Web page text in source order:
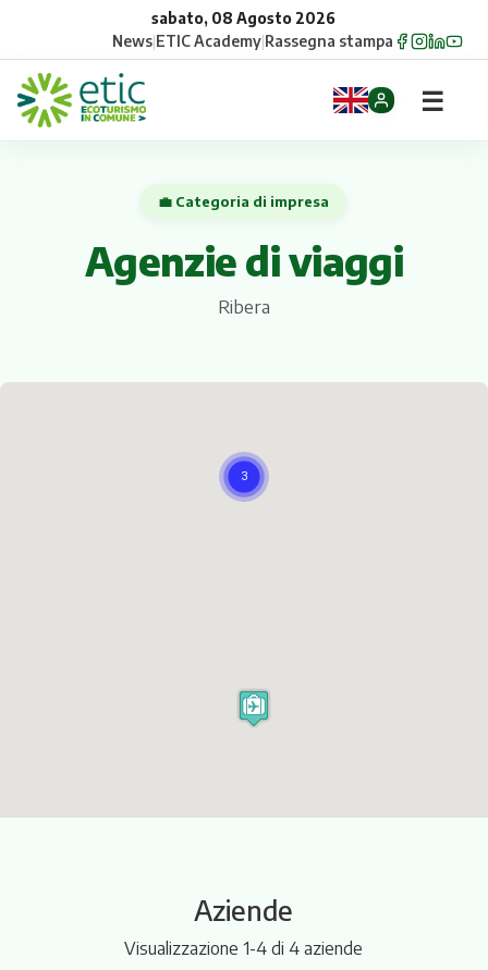
sabato, 08 Agosto 2026
News|ETIC Academy|Rassegna stampa
Gruppi
☰
💼 Categoria di impresa
Agenzie di viaggi
Ribera
Aziende
Visualizzazione 1-4 di 4 aziende